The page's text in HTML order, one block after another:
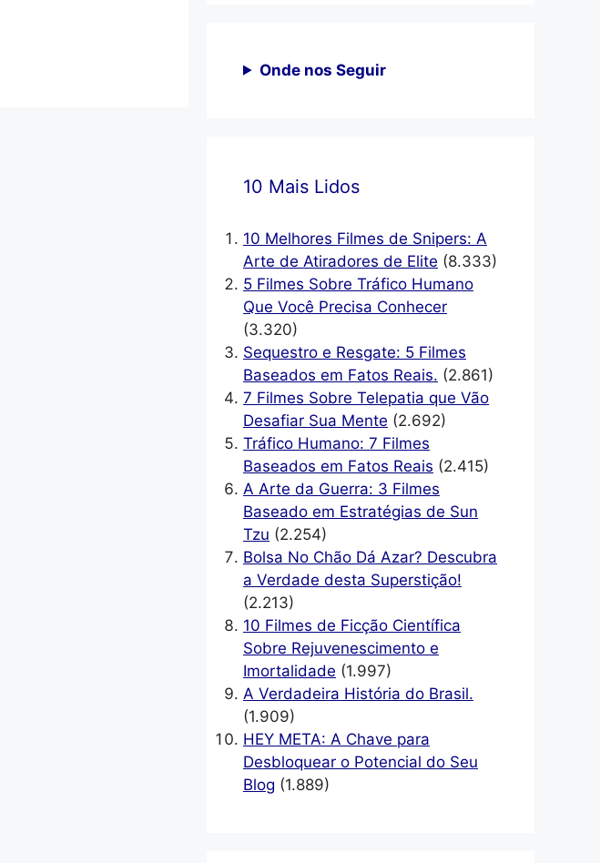
Onde nos Seguir
10 Mais Lidos
10 Melhores Filmes de Snipers: A
Arte de Atiradores de Elite (8.333)
5 Filmes Sobre Tráfico Humano
Que Você Precisa Conhecer
(3.320)
Sequestro e Resgate: 5 Filmes
Baseados em Fatos Reais. (2.861)
7 Filmes Sobre Telepatia que Vão
Desafiar Sua Mente (2.692)
Tráfico Humano: 7 Filmes
Baseados em Fatos Reais (2.415)
A Arte da Guerra: 3 Filmes
Baseado em Estratégias de Sun
Tzu (2.254)
Bolsa No Chão Dá Azar? Descubra
a Verdade desta Superstição!
(2.213)
10 Filmes de Ficção Científica
Sobre Rejuvenescimento e
Imortalidade (1.997)
A Verdadeira História do Brasil.
(1.909)
HEY META: A Chave para
Desbloquear o Potencial do Seu
Blog (1.889)